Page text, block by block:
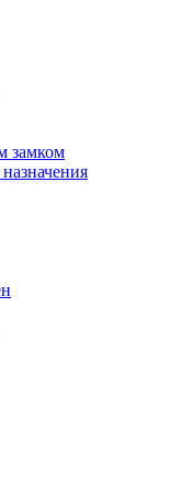
замком